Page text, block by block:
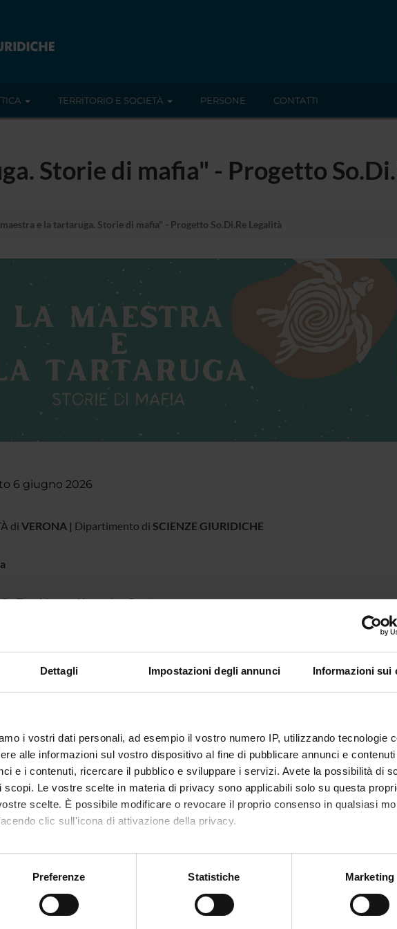
Dettagli Impostazioni degli annunci Informazioni sui
i vostri dati personali, ad esempio il vostro numero IP, utilizzando tecnologie
alle informazioni sul vostro dispositivo al fine di pubblicare annunci e contenuti
e i contenuti, ricercare il pubblico e sviluppare i servizi. Avete la possibilità di
Le vostre scelte in materia di privacy sono applicabili solo su questa
scelte. È possibile modificare o revocare il proprio consenso in qualsiasi
clic sull'icona di attivazione della privacy.
tua posizione geografica, con un'approssimazione di qualche metro,
Preferenze Statistiche Marketing
TERRITORIO E SOCIETÀ PERSONE CONTATTI
Storie di mafia" - Progetto
e la tartaruga. Storie di mafia" - Progetto So.Di.Re Legalità
6 giugno 2026
di VERONA | Dipartimento di SCIENZE GIURIDICHE
- Teaching and Learning Centre
e la tartaruga. Storie di mafia" - Progetto So.Di.Re Legalità - Atto unico
- AULA MAGNA DIPARTIMENTO DI SCIENZE GIURIDICHE (Via C.
ore 10.00
ore 11.00